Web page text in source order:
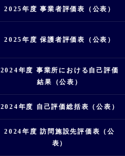
2025年度 事業者評価表（公表）
2025年度 保護者評価表（公表）
2024年度 事業所における自己評価
結果（公表）
2024年度 自己評価総括表（公表）
2024年度 訪問施設先評価表（公
表）